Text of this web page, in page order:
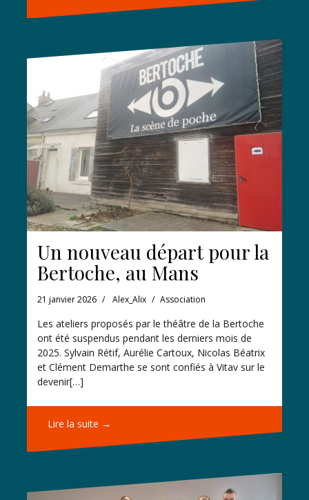
Un nouveau départ pour la
Bertoche, au Mans
21 janvier 2026 Alex_Alix Association
Les ateliers proposés par le théâtre de la Bertoche
ont été suspendus pendant les derniers mois de
2025. Sylvain Rétif, Aurélie Cartoux, Nicolas Béatrix
et Clément Demarthe se sont confiés à Vitav sur le
devenir[…]
Lire la suite →